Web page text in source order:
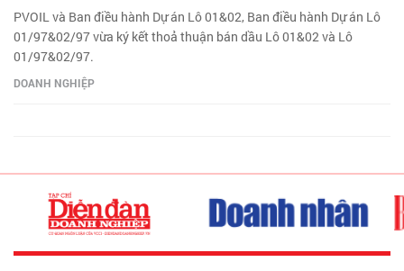
PVOIL và Ban điều hành Dự án Lô 01&02, Ban điều hành Dự án Lô
01/97&02/97 vừa ký kết thoả thuận bán dầu Lô 01&02 và Lô
01/97&02/97.
DOANH NGHIỆP